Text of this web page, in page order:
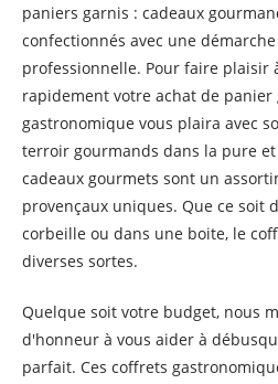
paniers garnis : cadeaux
confectionnés avec une
professionnelle. Pour faire plaisir
rapidement votre achat de
gastronomique vous plaira avec
terroir gourmands dans la pure
cadeaux gourmets sont un
provençaux uniques. Que ce soit
corbeille ou dans une boite, le
diverses sortes.
Quelque soit votre budget, nous
d'honneur à vous aider à
parfait. Ces coffrets